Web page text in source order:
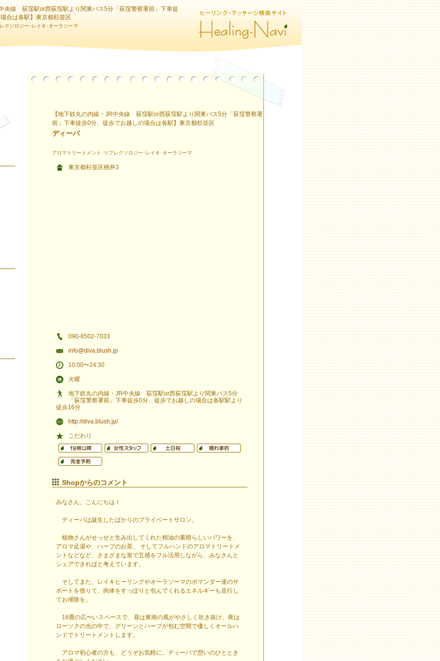
央線 荻窪駅or西荻窪駅より関東バス5分「荻窪警察署前」下車徒
合は各駅】東京都杉並区
クソロジー･レイキ･オーラソーマ
【地下鉄丸の内線・JR中央線 荻窪駅or西荻窪駅より関東バス5分「荻窪警察署
前」下車徒歩0分、徒歩でお越しの場合は各駅】東京都杉並区
ディーバ
アロマトリートメント･リフレクソロジー･レイキ･オーラソーマ
東京都杉並区桃井3
090-8502-7033
info@diva.blush.jp
10:00〜24:30
火曜
地下鉄丸の内線・JR中央線 荻窪駅or西荻窪駅より関東バス5分
「荻窪警察署前」下車徒歩0分、徒歩でお越しの場合は各駅駅より
徒歩16分
http://diva.blush.jp/
こだわり
Shopからのコメント
みなさん、こんにちは！
ディーバは誕生したばかりのプライベートサロン。
植物さんがせっせと生み出してくれた精油の素晴らしいパワーを、
アロマ足湯や、ハーブのお茶、 そしてフルハンドのアロマトリートメ
ントなどなど、さまざまな形で五感をフル活用しながら、みなさんと
シェアできればと考えています。
そしてまた、レイキヒーリングやオーラソーマのポマンダー達のサ
ポートを借りて、肉体をすっぽりと包んでくれるエネルギーも並行し
てお掃除を。
16畳の広〜いスペースで、昼は東南の風がやさしく吹き抜け、夜は
ローソクの光の中で、グリーンとハーブが包む空間で優しくオールハ
ンドでトリートメントします。
アロマ初心者の方も、どうぞお気軽に。ディーバで憩いのひととき